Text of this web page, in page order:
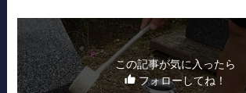
この記事が気に入ったら
フォローしてね！